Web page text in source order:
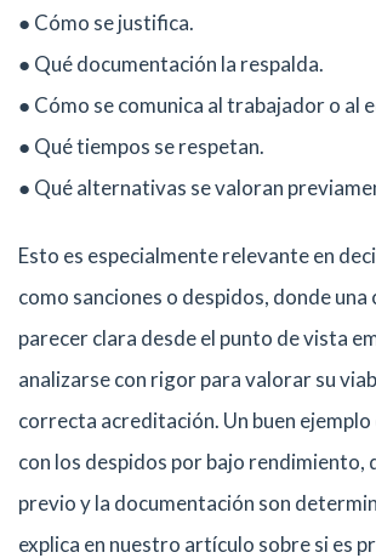
● Cómo se justifica.
● Qué documentación la respalda.
● Cómo se comunica al trabajador o al
● Qué tiempos se respetan.
● Qué alternativas se valoran
Esto es especialmente relevante en
como sanciones o despidos, donde una
parecer clara desde el punto de vista
analizarse con rigor para valorar su
correcta acreditación. Un buen
con los despidos por bajo rendimiento,
previo y la documentación son
explica en nuestro artículo sobre si es